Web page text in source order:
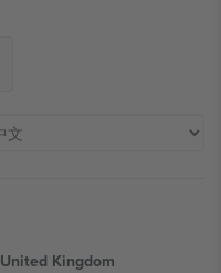
United Kingdom